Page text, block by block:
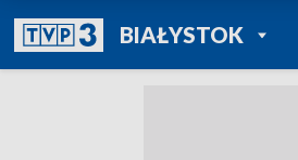
BIAŁYSTOKPOWRÓT DO
TVP REGIONY